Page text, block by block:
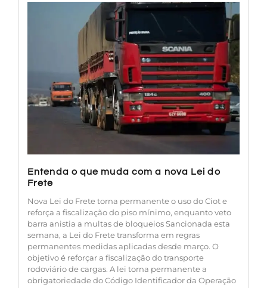
Entenda o que muda com a nova Lei do
Frete
Nova Lei do Frete torna permanente o uso do Ciot e
reforça a fiscalização do piso mínimo, enquanto veto
barra anistia a multas de bloqueios Sancionada esta
semana, a Lei do Frete transforma em regras
permanentes medidas aplicadas desde março. O
objetivo é reforçar a fiscalização do transporte
rodoviário de cargas. A lei torna permanente a
obrigatoriedade do Código Identificador da Operação